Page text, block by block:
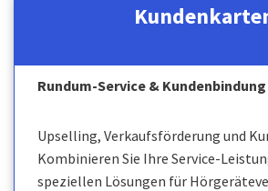
Rundum-Service & Kundenbindung
Upselling, Verkaufsförderung und
Kombinieren Sie Ihre Service-
speziellen Lösungen für